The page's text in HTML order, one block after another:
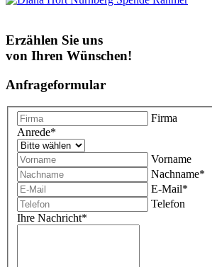
Erzählen Sie uns
von Ihren Wünschen!
Anfrageformular
Firma
Anrede*
Vorname
Nachname*
E-Mail*
Telefon
Ihre Nachricht*